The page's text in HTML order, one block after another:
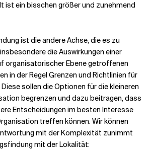
ist ein bisschen größer und zunehmend
ist die andere Achse, die es zu
die Auswirkungen einer
organisatorischer Ebene getroffenen
in der Regel Grenzen und Richtlinien für
sollen die Optionen für die kleineren
begrenzen und dazu beitragen, dass
Entscheidungen im besten Interesse
treffen können. Wir können
mit der Komplexität zunimmt
mit der Lokalität: